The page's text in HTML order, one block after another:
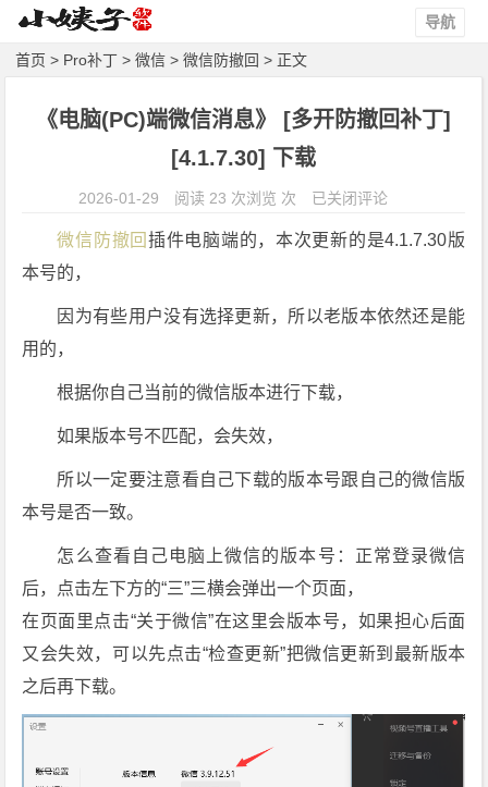
导航
首页 > Pro补丁 >微信 >微信防撤回 > 正文
《电脑(PC)端微信消息》 [多开防撤回补丁]
[4.1.7.30] 下载
2026-01-29 阅读 23 次浏览 次
《电
(P
端
消
开
回
补
[4.
1.
3
已关闭评论
微信防撤回插件电脑端的，本次更新的是4.1.7.30版
本号的，
因为有些用户没有选择更新，所以老版本依然还是能
用的，
根据你自己当前的微信版本进行下载，
如果版本号不匹配，会失效，
所以一定要注意看自己下载的版本号跟自己的微信版
本号是否一致。
怎么查看自己电脑上微信的版本号：正常登录微信
后，点击左下方的“三”三横会弹出一个页面，
在页面里点击“关于微信”在这里会版本号，如果担心后面
又会失效，可以先点击“检查更新”把微信更新到最新版本
之后再下载。